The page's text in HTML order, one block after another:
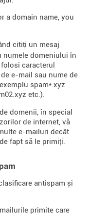
a domain name, you
citiți un mesaj
numele domeniului în
caracterul
e-mail sau nume de
spam*.xyz
etc.).
domenii, în special
de internet, vă
e-mailuri decât
fapt să le primiți.
antispam și
primite care